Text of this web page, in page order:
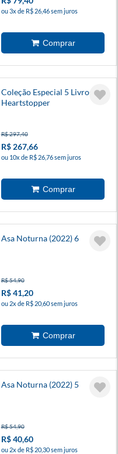
ou 3x de R$ 26,46 sem juros
Coleção Especial 5 Livros -
Heartstopper
R$ 297,40
R$ 267,66
ou 10x de R$ 26,76 sem juros
Asa Noturna (2022) 6
R$ 54,90
R$ 41,20
ou 2x de R$ 20,60 sem juros
Asa Noturna (2022) 5
R$ 54,90
R$ 40,60
ou 2x de R$ 20,30 sem juros